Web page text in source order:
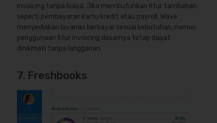
invoicing tanpa biaya. Jika membutuhkan fitur tambahan
seperti pembayaran kartu kredit atau payroll, Wave
menyediakan layanan berbayar sesuai kebutuhan, namun
penggunaan fitur invoicing dasarnya tetap dapat
dinikmati tanpa langganan.
7. Freshbooks